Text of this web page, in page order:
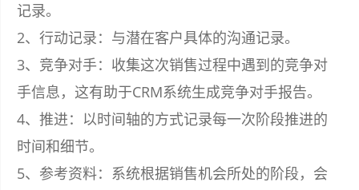
记录。
2、行动记录：与潜在客户具体的沟通记录。
3、竞争对手：收集这次销售过程中遇到的竞争对
手信息，这有助于CRM系统生成竞争对手报告。
4、推进：以时间轴的方式记录每一次阶段推进的
时间和细节。
5、参考资料：系统根据销售机会所处的阶段，会